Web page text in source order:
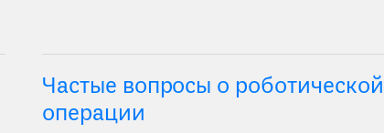
Частые вопросы о роботической
операции